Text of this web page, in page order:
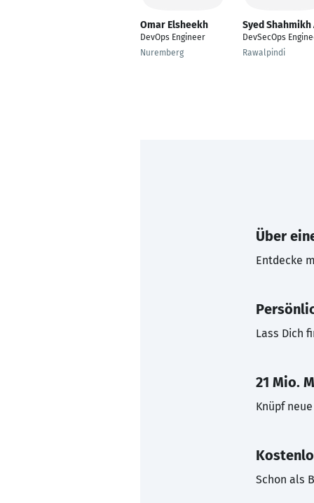
Omar Elsheekh
DevOps Engineer
Nuremberg
Syed Shahmikh
DevSecOps
Rawalpindi
Über
Entdecke
Lass Dich
21 Mio.
Knüpf
Schon als